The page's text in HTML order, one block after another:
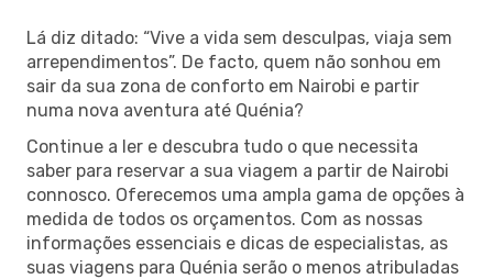
Lá diz ditado: “Vive a vida sem desculpas, viaja sem
arrependimentos”. De facto, quem não sonhou em
sair da sua zona de conforto em Nairobi e partir
numa nova aventura até Quénia?
Continue a ler e descubra tudo o que necessita
saber para reservar a sua viagem a partir de Nairobi
connosco. Oferecemos uma ampla gama de opções à
medida de todos os orçamentos. Com as nossas
informações essenciais e dicas de especialistas, as
suas viagens para Quénia serão o menos atribuladas